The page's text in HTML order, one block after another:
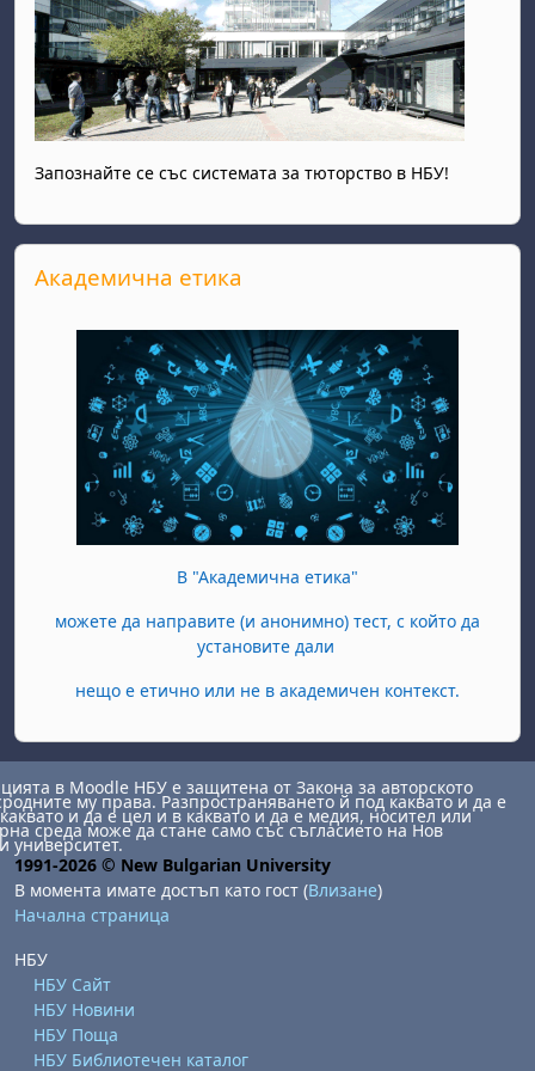
Запознайте се със системата за тюторство в НБУ!
Прескочи Академична етика
Академична етика
В "Академична етика"
можете да направите (и анонимно) тест, с който да
установите дали
нещо е етично или не в академичен контекст.
в Moodle НБУ е защитена от Закона за авторското
му права. Разпространяването й под каквато и да е
и да е цел и в каквато и да е медия, носител или
среда може да стане само със съгласието на Нов
университет.
1991-2026 © New Bulgarian University
В момента имате достъп като гост (Влизане)
Начална страница
НБУ
НБУ Сайт
НБУ Новини
НБУ Поща
НБУ Библиотечен каталог